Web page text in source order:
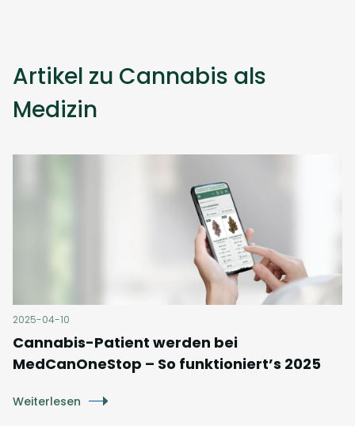
Artikel zu Cannabis als
Medizin
2025-04-10
Cannabis-Patient werden bei
MedCanOneStop – So funktioniert’s 2025
Weiterlesen